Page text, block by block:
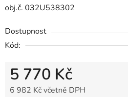
obj.č. 032U538302
Dostupnost
Kód:
5 770 Kč
6 982 Kč včetně DPH